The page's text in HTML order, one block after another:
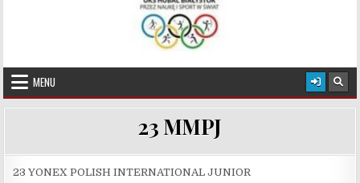
UKS Hubal Białystok
MENU
23 MMPJ
23 YONEX POLISH INTERNATIONAL JUNIOR